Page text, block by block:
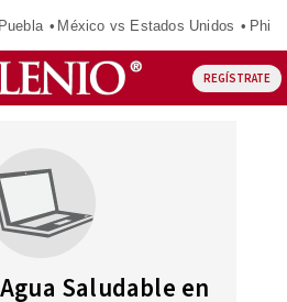
México vs Estados Unidos
REGÍSTRATE
Saludable en